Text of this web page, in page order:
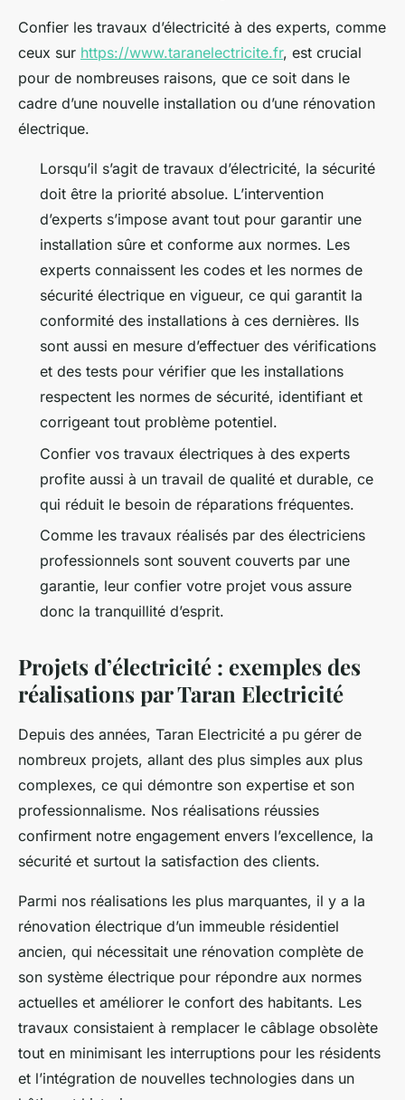
Confier les travaux d’électricité à des experts, comme
ceux sur https://www.taranelectricite.fr, est crucial
pour de nombreuses raisons, que ce soit dans le
cadre d’une nouvelle installation ou d’une rénovation
électrique.
Lorsqu’il s’agit de travaux d’électricité, la sécurité
doit être la priorité absolue. L’intervention
d’experts s’impose avant tout pour garantir une
installation sûre et conforme aux normes. Les
experts connaissent les codes et les normes de
sécurité électrique en vigueur, ce qui garantit la
conformité des installations à ces dernières. Ils
sont aussi en mesure d’effectuer des vérifications
et des tests pour vérifier que les installations
respectent les normes de sécurité, identifiant et
corrigeant tout problème potentiel.
Confier vos travaux électriques à des experts
profite aussi à un travail de qualité et durable, ce
qui réduit le besoin de réparations fréquentes.
Comme les travaux réalisés par des électriciens
professionnels sont souvent couverts par une
garantie, leur confier votre projet vous assure
donc la tranquillité d’esprit.
Projets d’électricité : exemples des
réalisations par Taran Electricité
Depuis des années, Taran Electricité a pu gérer de
nombreux projets, allant des plus simples aux plus
complexes, ce qui démontre son expertise et son
professionnalisme. Nos réalisations réussies
confirment notre engagement envers l’excellence, la
sécurité et surtout la satisfaction des clients.
Parmi nos réalisations les plus marquantes, il y a la
rénovation électrique d’un immeuble résidentiel
ancien, qui nécessitait une rénovation complète de
son système électrique pour répondre aux normes
actuelles et améliorer le confort des habitants. Les
travaux consistaient à remplacer le câblage obsolète
tout en minimisant les interruptions pour les résidents
et l’intégration de nouvelles technologies dans un